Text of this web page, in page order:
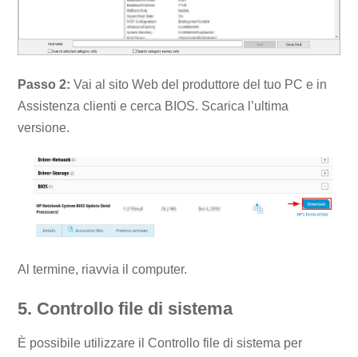
Passo 2: Vai al sito Web del produttore del tuo PC e in
Assistenza clienti e cerca BIOS. Scarica l’ultima
versione.
Al termine, riavvia il computer.
5. Controllo file di sistema
È possibile utilizzare il Controllo file di sistema per